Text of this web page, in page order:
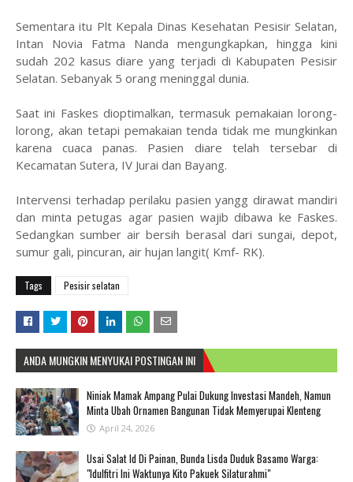
Sementara itu Plt Kepala Dinas Kesehatan Pesisir Selatan,
Intan Novia Fatma Nanda mengungkapkan, hingga kini
sudah 202 kasus diare yang terjadi di Kabupaten Pesisir
Selatan. Sebanyak 5 orang meninggal dunia.
Saat ini Faskes dioptimalkan, termasuk pemakaian lorong-
lorong, akan tetapi pemakaian tenda tidak me mungkinkan
karena cuaca panas. Pasien diare telah tersebar di
Kecamatan Sutera, IV Jurai dan Bayang.
Intervensi terhadap perilaku pasien yangg dirawat mandiri
dan minta petugas agar pasien wajib dibawa ke Faskes.
Sedangkan sumber air bersih berasal dari sungai, depot,
sumur gali, pincuran, air hujan langit( Kmf- RK).
Tags Pesisir selatan
ANDA MUNGKIN MENYUKAI POSTINGAN INI
Niniak Mamak Ampang Pulai Dukung Investasi Mandeh, Namun
Minta Ubah Ornamen Bangunan Tidak Memyerupai Klenteng
April 24, 2026
Usai Salat Id Di Painan, Bunda Lisda Duduk Basamo Warga:
"Idulfitri Ini Waktunya Kito Pakuek Silaturahmi"